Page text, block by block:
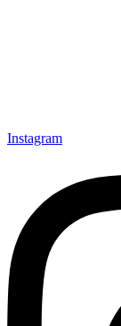
Instagram